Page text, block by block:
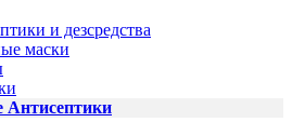
и дезсредства
маски
Антисептики